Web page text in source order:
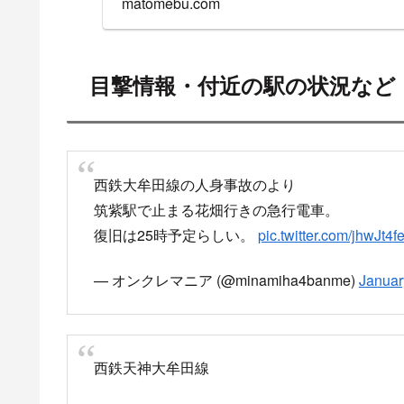
23:16頃、大保～西鉄小郡駅間で
発生した人身事故の影響で、運転を見合わせていま
https://
www3.nhk.or.jp
2021年12月29日 筑紫駅で人身事故、109分の運転